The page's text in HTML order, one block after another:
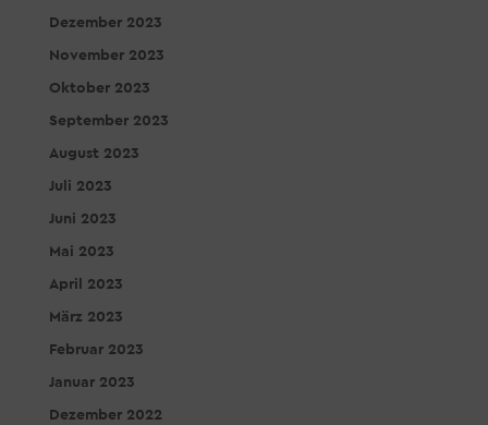
Dezember 2023
November 2023
Oktober 2023
September 2023
August 2023
Juli 2023
Juni 2023
Mai 2023
April 2023
März 2023
Februar 2023
Januar 2023
Dezember 2022